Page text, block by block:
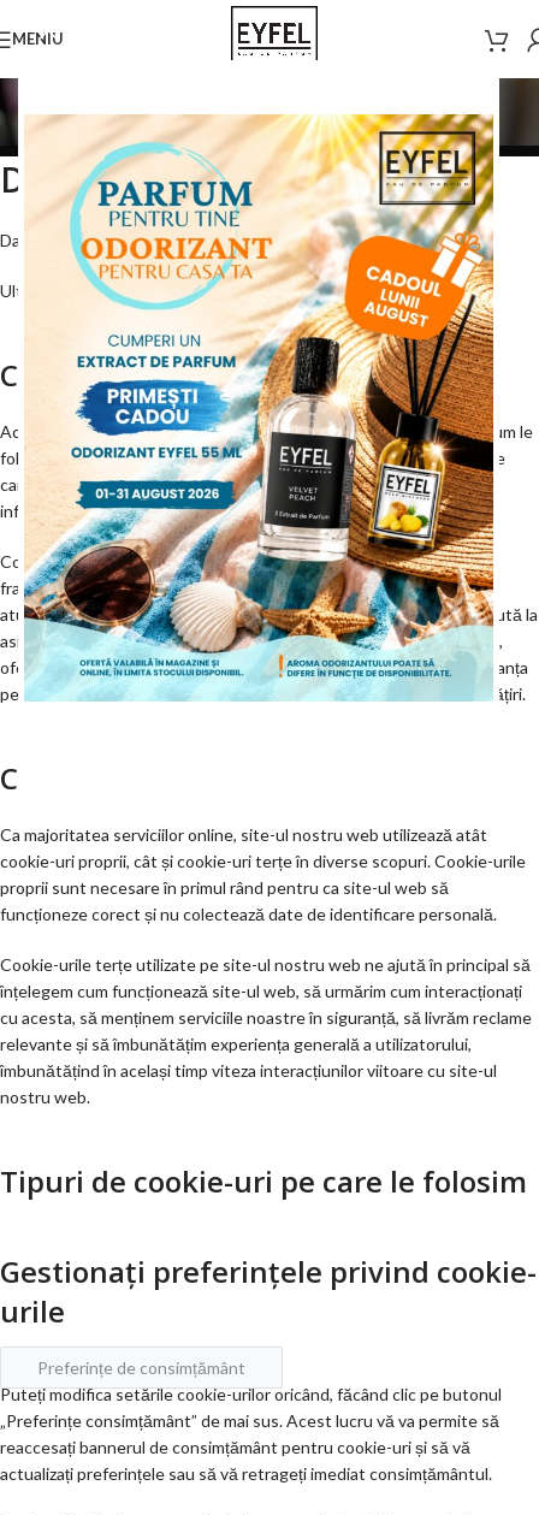
MENIU
Politica Cookie
Home Politica Cookie
Detalii politica de Cookie
Data: January 26, 2026
Ultima actualizare: January 26, 2026
Ce sunt cookie-urile?
Această Politică privind cookie-urile explică ce sunt cookie-urile, cum le
folosim, tipurile de cookie-uri pe care le folosim (adică informațiile pe
care le colectăm folosind cookie-uri și cum sunt utilizate aceste
informații) și cum să gestionați setările cookie-urilor.
Cookie-urile sunt fișiere text mici utilizate pentru a stoca mici
fragmente de informații. Acestea sunt stocate pe dispozitivul dvs.
atunci când un site web se încarcă în browser. Aceste cookie-uri ajută la
asigurarea funcționării corecte a site-ului web, sporesc securitatea,
oferă o experiență mai bună pentru utilizatori și analizează performanța
pentru a identifica ce funcționează și unde sunt necesare îmbunătățiri.
Cum folosim cookie-urile?
Ca majoritatea serviciilor online, site-ul nostru web utilizează atât
cookie-uri proprii, cât și cookie-uri terțe în diverse scopuri. Cookie-urile
proprii sunt necesare în primul rând pentru ca site-ul web să
funcționeze corect și nu colectează date de identificare personală.
Cookie-urile terțe utilizate pe site-ul nostru web ne ajută în principal să
înțelegem cum funcționează site-ul web, să urmărim cum interacționați
cu acesta, să menținem serviciile noastre în siguranță, să livrăm reclame
relevante și să îmbunătățim experiența generală a utilizatorului,
îmbunătățind în același timp viteza interacțiunilor viitoare cu site-ul
nostru web.
Tipuri de cookie-uri pe care le folosim
Gestionați preferințele privind cookie-
urile
Preferințe de consimțământ
Puteți modifica setările cookie-urilor oricând, făcând clic pe butonul
„Preferințe consimțământ” de mai sus. Acest lucru vă va permite să
reaccesați bannerul de consimțământ pentru cookie-uri și să vă
actualizați preferințele sau să vă retrageți imediat consimțământul.